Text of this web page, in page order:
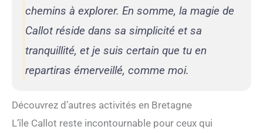
chemins à explorer. En somme, la magie de
Callot réside dans sa simplicité et sa
tranquillité, et je suis certain que tu en
repartiras émerveillé, comme moi.
Découvrez d’autres activités en Bretagne
L’île Callot reste incontournable pour ceux qui